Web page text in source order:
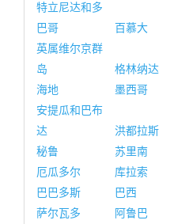
特立尼达和多
巴哥
百慕大
英属维尔京群
岛
格林纳达
海地
墨西哥
安提瓜和巴布
达
洪都拉斯
秘鲁
苏里南
厄瓜多尔
库拉索
巴巴多斯
巴西
萨尔瓦多
阿鲁巴